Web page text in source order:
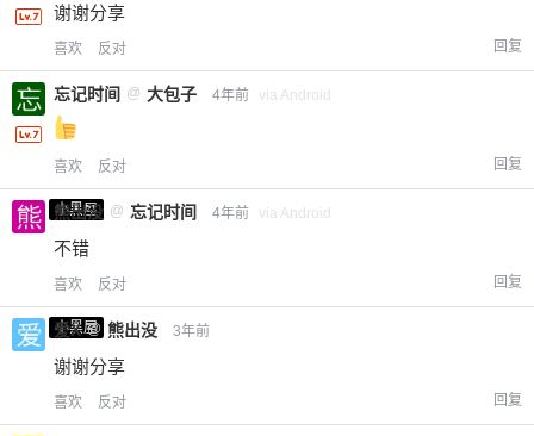
谢谢分享
喜欢 反对 回复
忘记时间 @ 大包子 4年前 via Android
喜欢 反对 回复
小黑屋
熊出没 @ 忘记时间 4年前 via Android
不错
喜欢 反对 回复
小黑屋
爱X @ 熊出没 3年前
谢谢分享
喜欢 反对 回复